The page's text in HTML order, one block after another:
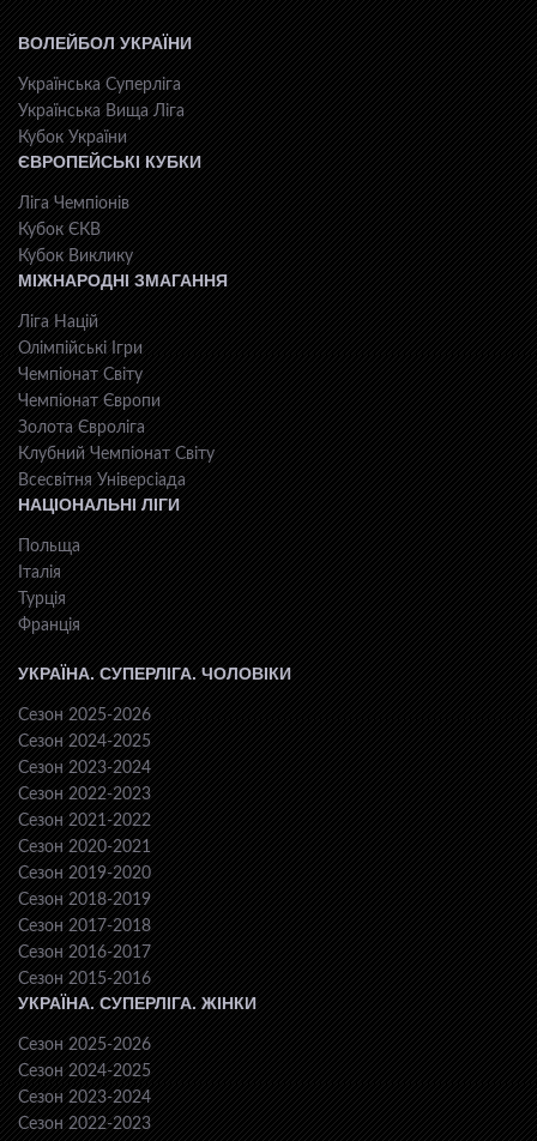
ВОЛЕЙБОЛ УКРАЇНИ
Українська Суперліга
Українська Вища Ліга
Кубок України
ЄВРОПЕЙСЬКІ КУБКИ
Ліга Чемпіонів
Кубок ЄКВ
Кубок Виклику
МІЖНАРОДНІ ЗМАГАННЯ
Ліга Націй
Олімпійські Ігри
Чемпіонат Світу
Чемпіонат Європи
Золота Євроліга
Клубний Чемпіонат Світу
Всесвiтня Унiверсiaда
НАЦІОНАЛЬНІ ЛІГИ
Польща
Італія
Турція
Франція
УКРАЇНА. СУПЕРЛІГА. ЧОЛОВІКИ
Сезон 2025-2026
Сезон 2024-2025
Сезон 2023-2024
Сезон 2022-2023
Сезон 2021-2022
Сезон 2020-2021
Сезон 2019-2020
Сезон 2018-2019
Сезон 2017-2018
Сезон 2016-2017
Сезон 2015-2016
УКРАЇНА. СУПЕРЛІГА. ЖІНКИ
Сезон 2025-2026
Сезон 2024-2025
Сезон 2023-2024
Сезон 2022-2023